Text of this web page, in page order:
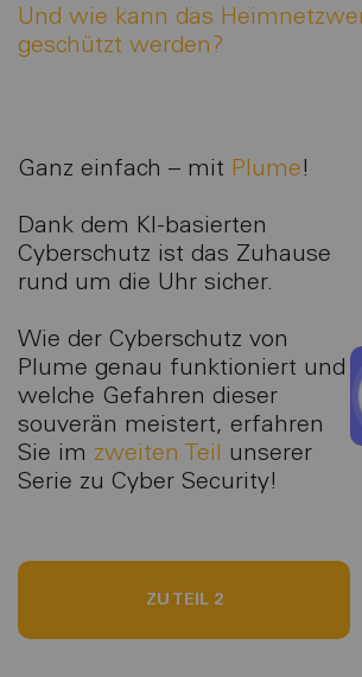
Und wie kann das
geschützt werden?
Ganz einfach – mit Plume!
Dank dem KI-basierten
Cyberschutz ist das Zuhause
rund um die Uhr sicher.
Wie der Cyberschutz von
Plume genau funktioniert und
welche Gefahren dieser
souverän meistert, erfahren
Sie im zweiten Teil unserer
Serie zu Cyber Security!
ZU TEIL 2